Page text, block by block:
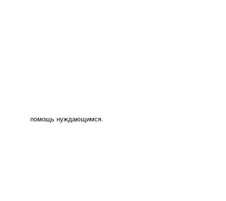
помощь нуждающимся.